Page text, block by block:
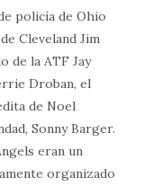
policía de Ohio
Cleveland Jim
de la ATF Jay
Droban, el
de Noel
Sonny Barger.
eran un
organizado